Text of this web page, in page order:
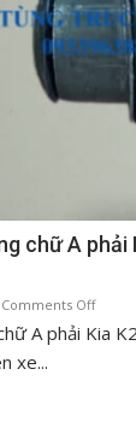
chữ A phải
Comments Offon
Cao
A phải Kia
xe...